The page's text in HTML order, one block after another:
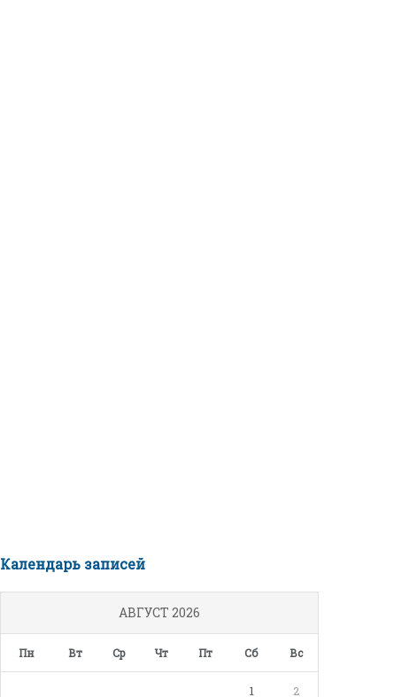
Календарь записей
АВГУСТ 2026
Пн Вт Ср Чт Пт Сб Вс
1 2